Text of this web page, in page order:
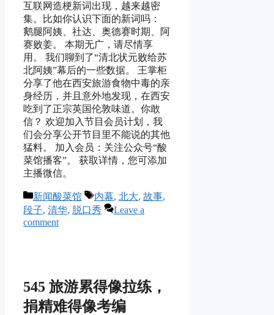
互联网造梗新词出现，越来越密
集。比如你认识下面的新词吗：
鹅腿阿姨、社达、奥德赛时期、阿
赛败姜。 本期无广，请尽情享
用。 我们聊到了“清北状元败给苏
北阿姨”幕后的一些数据。 王掌柜
分享了他在西安旅游食物中毒的亲
身经历，并且意外地发现，在西安
吃到了正宗英国伦敦味道。你敢
信？ 欢迎加入节目会员计划，我
们会分享公开节目里不能说的其他
猛料。 加入会员：关注公众号“酸
菜馆播客”。 获取详情，您可添加
主播微信。
Categories
新闻酸菜馆 Tags
内幕, 北大, 故事,
段子, 清华, 脱口秀
Leave a
comment
545 旅游累得像拉练，
捐精难得像考编